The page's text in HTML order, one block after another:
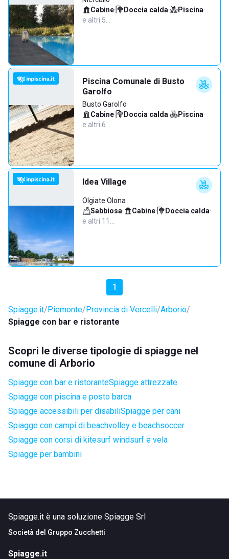
Cabine· Doccia calda· Piscina·
e altri 5…
Piscina Comunale di Busto
Garolfo
Busto Garolfo
Cabine· Doccia calda· Piscina·
e altri 6…
Idea Village
Olgiate Olona
Sabbiosa· Cabine· Doccia calda·
e altri 11…
1
Spiagge.it Piemonte Provincia di Vercelli Arborio
Spiagge con bar e ristorante
Scopri le diverse tipologie di spiagge nel
comune di Arborio
Spiagge con bar e ristoranteSpiagge attrezzate
Spiagge con piscina e posto barca
Spiagge accessibili per disabiliSpiagge per cani
Spiagge con campi di beachvolley e beachsoccer
Spiagge con corsi di kitesurf windsurf e vela
Spiagge per bambini
Spiagge.it è una soluzione Spiagge Srl
Società del Gruppo Zucchetti
Spiagge.it